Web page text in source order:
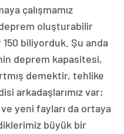
çalışmamız
oluşturabilir
150 biliyorduk. Şu anda
deprem kapasitesi,
demektir, tehlike
arkadaşlarımız var;
ve yeni fayları da ortaya
büyük bir